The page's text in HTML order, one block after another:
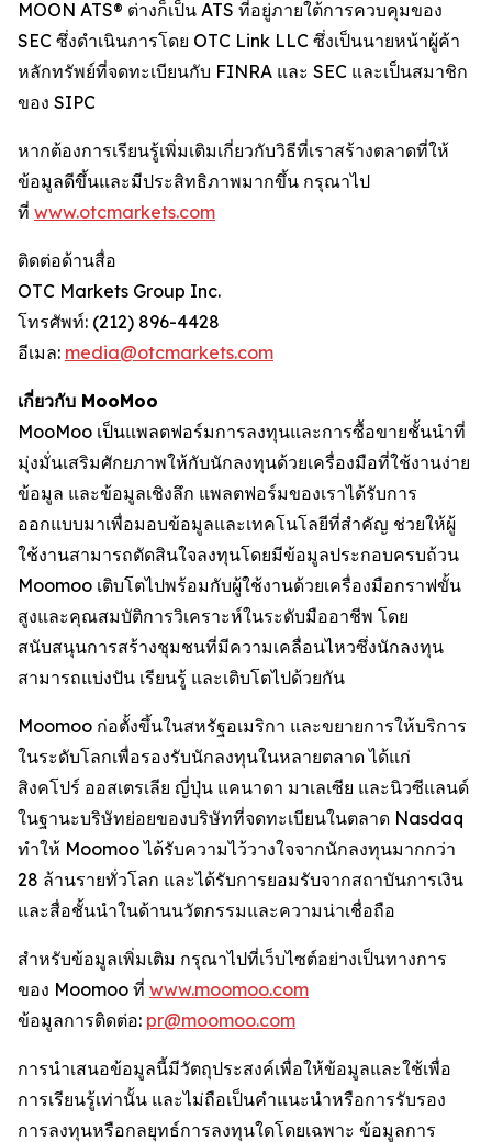
MOON ATS® ต่างก็เป็น ATS ที่อยู่ภายใต้การควบคุมของ
SEC ซึ่งดำเนินการโดย OTC Link LLC ซึ่งเป็นนายหน้าผู้ค้า
หลักทรัพย์ที่จดทะเบียนกับ FINRA และ SEC และเป็นสมาชิก
ของ SIPC
หากต้องการเรียนรู้เพิ่มเติมเกี่ยวกับวิธีที่เราสร้างตลาดที่ให้
ข้อมูลดีขึ้นและมีประสิทธิภาพมากขึ้น กรุณาไป
ที่ www.otcmarkets.com
ติดต่อด้านสื่อ
OTC Markets Group Inc.
โทรศัพท์: (212) 896-4428
อีเมล: media@otcmarkets.com
เกี่ยวกับ MooMoo
MooMoo เป็นแพลตฟอร์มการลงทุนและการซื้อขายชั้นนำที่
มุ่งมั่นเสริมศักยภาพให้กับนักลงทุนด้วยเครื่องมือที่ใช้งานง่าย
ข้อมูล และข้อมูลเชิงลึก แพลตฟอร์มของเราได้รับการ
ออกแบบมาเพื่อมอบข้อมูลและเทคโนโลยีที่สำคัญ ช่วยให้ผู้
ใช้งานสามารถตัดสินใจลงทุนโดยมีข้อมูลประกอบครบถ้วน
Moomoo เติบโตไปพร้อมกับผู้ใช้งานด้วยเครื่องมือกราฟขั้น
สูงและคุณสมบัติการวิเคราะห์ในระดับมืออาชีพ โดย
สนับสนุนการสร้างชุมชนที่มีความเคลื่อนไหวซึ่งนักลงทุน
สามารถแบ่งปัน เรียนรู้ และเติบโตไปด้วยกัน
Moomoo ก่อตั้งขึ้นในสหรัฐอเมริกา และขยายการให้บริการ
ในระดับโลกเพื่อรองรับนักลงทุนในหลายตลาด ได้แก่
สิงคโปร์ ออสเตรเลีย ญี่ปุ่น แคนาดา มาเลเซีย และนิวซีแลนด์
ในฐานะบริษัทย่อยของบริษัทที่จดทะเบียนในตลาด Nasdaq
ทำให้ Moomoo ได้รับความไว้วางใจจากนักลงทุนมากกว่า
28 ล้านรายทั่วโลก และได้รับการยอมรับจากสถาบันการเงิน
และสื่อชั้นนำในด้านนวัตกรรมและความน่าเชื่อถือ
สำหรับข้อมูลเพิ่มเติม กรุณาไปที่เว็บไซต์อย่างเป็นทางการ
ของ Moomoo ที่ www.moomoo.com
ข้อมูลการติดต่อ: pr@moomoo.com
การนำเสนอข้อมูลนี้มีวัตถุประสงค์เพื่อให้ข้อมูลและใช้เพื่อ
การเรียนรู้เท่านั้น และไม่ถือเป็นคำแนะนำหรือการรับรอง
การลงทุนหรือกลยุทธ์การลงทุนใดโดยเฉพาะ ข้อมูลการ